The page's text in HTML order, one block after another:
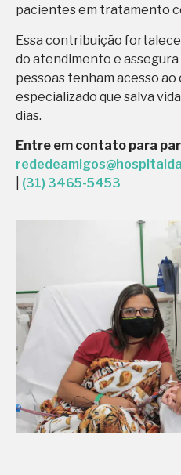
pacientes em tratamento
Essa contribuição fortalece
do atendimento e assegura
pessoas tenham acesso ao
especializado que salva
dias.
Entre em contato para
(31) 3465-5453